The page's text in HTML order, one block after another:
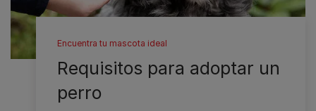
Encuentra tu mascota ideal
Requisitos para adoptar un
perro